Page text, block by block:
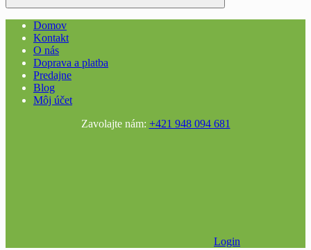
Domov
Kontakt
O nás
Doprava a platba
Predajne
Blog
Môj účet
Zavolajte nám: +421 948 094 681
Login